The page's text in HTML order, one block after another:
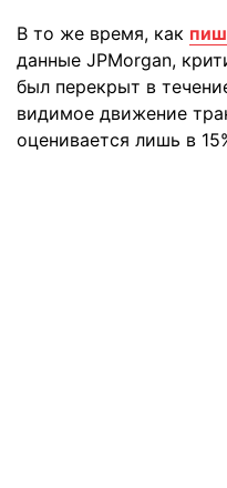
В то же время, как
данные JPMorgan,
был перекрыт в
видимое движение
оценивается лишь в